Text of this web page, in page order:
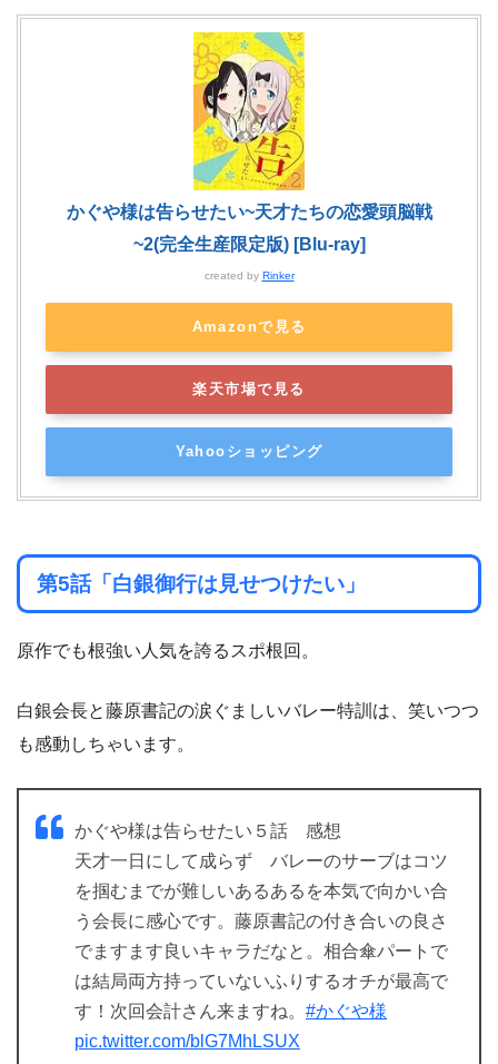
かぐや様は告らせたい~天才たちの恋愛頭脳戦
~2(完全生産限定版) [Blu-ray]
created by Rinker
Amazonで見る
楽天市場で見る
Yahooショッピング
第5話「白銀御行は見せつけたい」
原作でも根強い人気を誇るスポ根回。
白銀会長と藤原書記の涙ぐましいバレー特訓は、笑いつつ
も感動しちゃいます。
かぐや様は告らせたい５話 感想
天才一日にして成らず バレーのサーブはコツ
を掴むまでが難しいあるあるを本気で向かい合
う会長に感心です。藤原書記の付き合いの良さ
でますます良いキャラだなと。相合傘パートで
は結局両方持っていないふりするオチが最高で
す！次回会計さん来ますね。 #かぐや様
pic.twitter.com/blG7MhLSUX